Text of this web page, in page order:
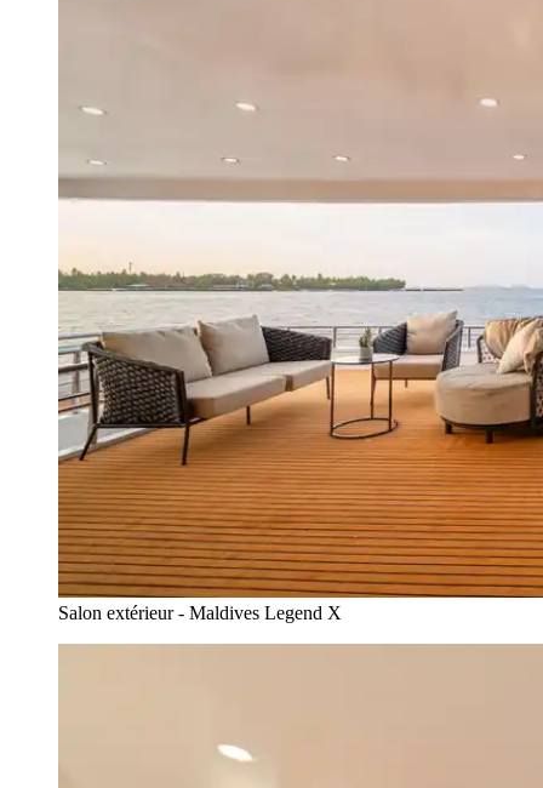
Salon extérieur - Maldives Legend X